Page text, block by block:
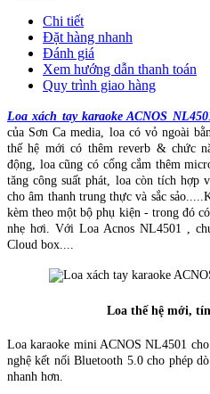
Chi tiết
Đặt hàng nhanh
Đánh giá
Xem hướng dẫn thanh toán
Quy trình giao hàng
Loa xách tay karaoke ACNOS
của Sơn Ca media, loa có vỏ ngoài
thế hệ mới có thêm reverb & chức
động, loa cũng có cổng cắm thêm
tăng công suất phát, loa còn tích hợp
cho âm thanh trung thực và sắc
kèm theo một bộ phụ kiện - trong đó
nhẹ hơi. Với Loa Acnos NL4501 ,
Cloud box....
Loa thế hệ mới,
Loa karaoke mini ACNOS NL4501
nghệ kết nối Bluetooth 5.0 cho phép
nhanh hơn.